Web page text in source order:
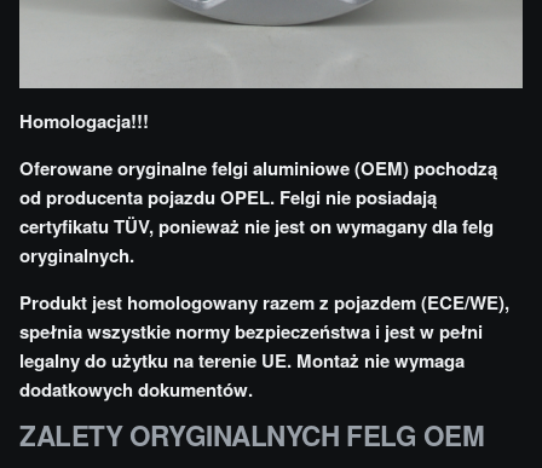
Homologacja!!!
Oferowane oryginalne felgi aluminiowe (OEM) pochodzą
od producenta pojazdu OPEL. Felgi nie posiadają
certyfikatu TÜV, ponieważ nie jest on wymagany dla felg
oryginalnych.
Produkt jest homologowany razem z pojazdem (ECE/WE),
spełnia wszystkie normy bezpieczeństwa i jest w pełni
legalny do użytku na terenie UE. Montaż nie wymaga
dodatkowych dokumentów.
ZALETY ORYGINALNYCH FELG OEM